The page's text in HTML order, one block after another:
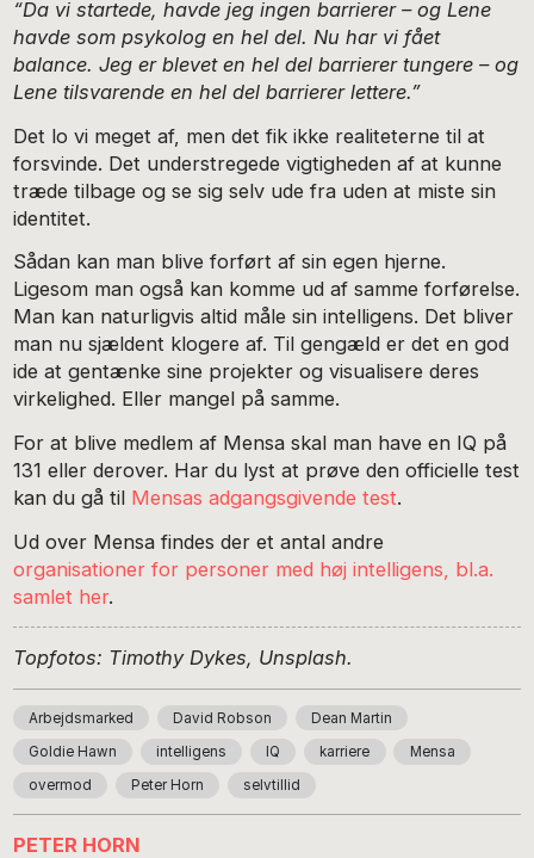
“Da vi startede, havde jeg ingen barrierer – og Lene
havde som psykolog en hel del. Nu har vi fået
balance. Jeg er blevet en hel del barrierer tungere – og
Lene tilsvarende en hel del barrierer lettere.”
Det lo vi meget af, men det fik ikke realiteterne til at
forsvinde. Det understregede vigtigheden af at kunne
træde tilbage og se sig selv ude fra uden at miste sin
identitet.
Sådan kan man blive forført af sin egen hjerne.
Ligesom man også kan komme ud af samme forførelse.
Man kan naturligvis altid måle sin intelligens. Det bliver
man nu sjældent klogere af. Til gengæld er det en god
ide at gentænke sine projekter og visualisere deres
virkelighed. Eller mangel på samme.
For at blive medlem af Mensa skal man have en IQ på
131 eller derover. Har du lyst at prøve den officielle test
kan du gå til Mensas adgangsgivende test.
Ud over Mensa findes der et antal andre
organisationer for personer med høj intelligens, bl.a.
samlet her.
Topfotos: Timothy Dykes, Unsplash.
Arbejdsmarked David Robson Dean Martin
Goldie Hawn intelligens IQ karriere Mensa
overmod Peter Horn selvtillid
PETER HORN